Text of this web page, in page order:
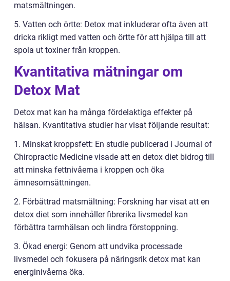
matsmältningen.
5. Vatten och örtte: Detox mat inkluderar ofta även att
dricka rikligt med vatten och örtte för att hjälpa till att
spola ut toxiner från kroppen.
Kvantitativa mätningar om
Detox Mat
Detox mat kan ha många fördelaktiga effekter på
hälsan. Kvantitativa studier har visat följande resultat:
1. Minskat kroppsfett: En studie publicerad i Journal of
Chiropractic Medicine visade att en detox diet bidrog till
att minska fettnivåerna i kroppen och öka
ämnesomsättningen.
2. Förbättrad matsmältning: Forskning har visat att en
detox diet som innehåller fibrerika livsmedel kan
förbättra tarmhälsan och lindra förstoppning.
3. Ökad energi: Genom att undvika processade
livsmedel och fokusera på näringsrik detox mat kan
energinivåerna öka.